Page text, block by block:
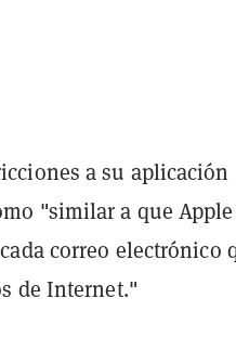
a su aplicación
"similar a que Apple
correo electrónico
de Internet."